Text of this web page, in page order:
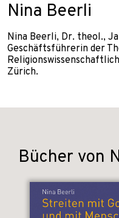
Nina Beerli
Nina Beerli, Dr. theol.,
Geschäftsführerin der
Zürich.
Bücher von